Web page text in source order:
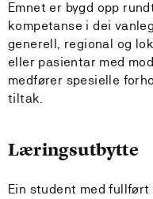
Emnet er bygd opp
kompetanse i dei
generell, regional og
eller pasientar med
medfører spesielle
tiltak.
Læringsutbytte
Ein student med